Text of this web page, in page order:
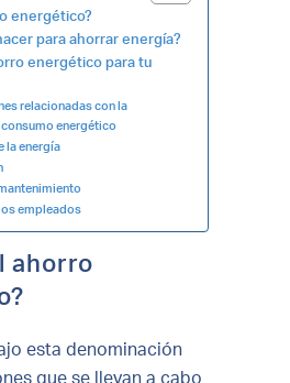
energético?
para ahorrar energía?
energético para tu
relacionadas con la
energético
la energía
empleados
ahorro
esta denominación
que se llevan a cabo